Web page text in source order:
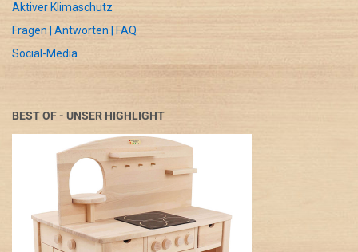
Aktiver Klimaschutz
Fragen | Antworten | FAQ
Social-Media
BEST OF - UNSER HIGHLIGHT